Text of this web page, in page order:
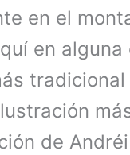
en el
en alguna
de